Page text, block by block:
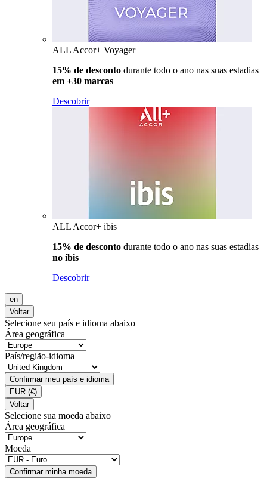
ALL Accor+ Voyager
15% de desconto durante todo o ano nas suas estadias
em +30 marcas
Descobrir
ALL Accor+ ibis
15% de desconto durante todo o ano nas suas estadias
no ibis
Descobrir
en
Voltar
Selecione seu país e idioma abaixo
Área geográfica
País/região-idioma
Confirmar meu país e idioma
EUR (€)
Voltar
Selecione sua moeda abaixo
Área geográfica
Moeda
Confirmar minha moeda